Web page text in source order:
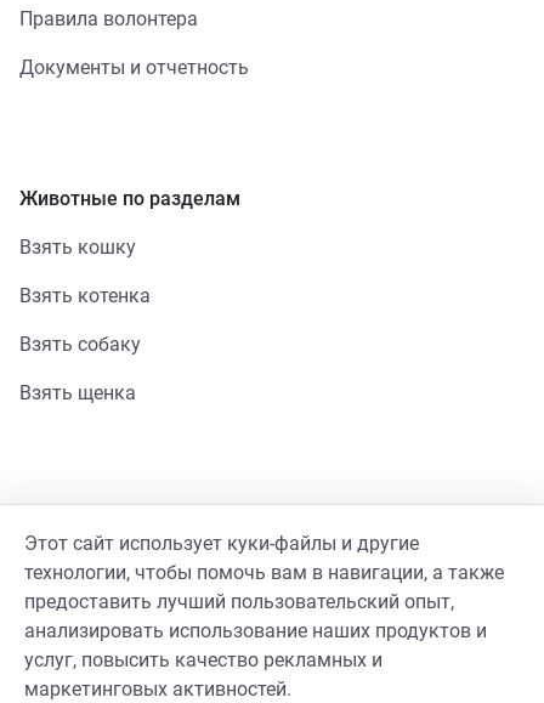
Правила волонтера
Документы и отчетность
Животные по разделам
Взять кошку
Взять котенка
Взять собаку
Взять щенка
Стать волонтером
Гайд волонтера
Реквизиты фонда
Этот сайт использует куки-файлы и другие
технологии, чтобы помочь вам в навигации, а также
предоставить лучший пользовательский опыт,
анализировать использование наших продуктов и
услуг, повысить качество рекламных и
маркетинговых активностей.